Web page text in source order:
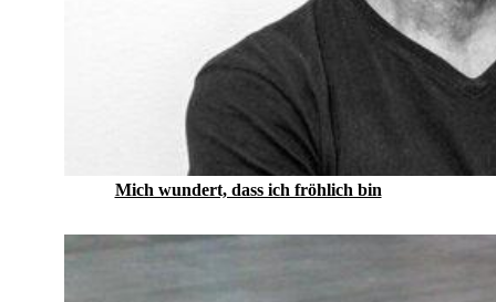
Mich wundert, dass ich fröhlich bin